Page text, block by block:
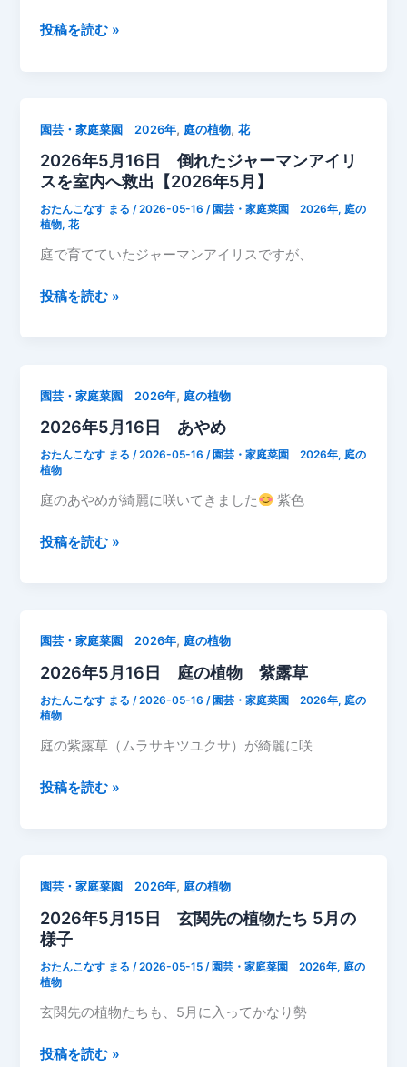
ス
ウ
（和
名：
ハ
エ
ン
ド
2026
日
土
手
に
さ
く
物
ニ
チ
ウ
日々
草）
投稿を読む »
園芸・家庭菜園 2026年, 庭の植物,花
2026年5月16日 倒れたジャーマンアイリ
スを室内へ救出【2026年5月】
おたんこなす まる/2026-05-16/ 園芸・家庭菜園 2026年, 庭の
植物,花
庭で育てていたジャーマンアイリスですが、
2026
日
倒
れ
た
ジ
ー
リ
ス
室
へ
出
月】
投稿を読む »
園芸・家庭菜園 2026年, 庭の植物
2026年5月16日 あやめ
おたんこなす まる/2026-05-16/ 園芸・家庭菜園 2026年, 庭の
植物
庭のあやめが綺麗に咲いてきました 紫色
2026
日
あ
や
め
投稿を読む »
園芸・家庭菜園 2026年, 庭の植物
2026年5月16日 庭の植物 紫露草
おたんこなす まる/2026-05-16/ 園芸・家庭菜園 2026年, 庭の
植物
庭の紫露草（ムラサキツユクサ）が綺麗に咲
2026
日
庭
の
植
物
紫
草
投稿を読む »
園芸・家庭菜園 2026年, 庭の植物
2026年5月15日 玄関先の植物たち 5月の
様子
おたんこなす まる/2026-05-15/ 園芸・家庭菜園 2026年, 庭の
植物
玄関先の植物たちも、5月に入ってかなり勢
2026
投稿を読む »